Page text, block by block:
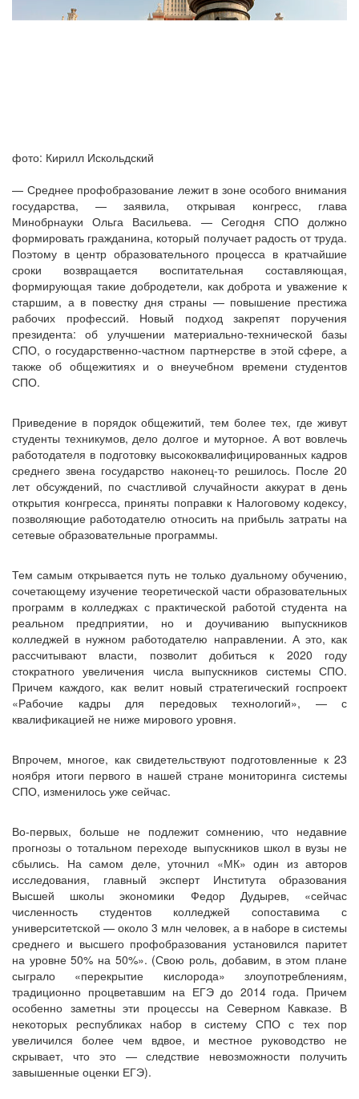
фото: Кирилл Искольдский
— Среднее профобразование лежит в зоне особого внимания
государства, — заявила, открывая конгресс, глава
Минобрнауки Ольга Васильева. — Сегодня СПО должно
формировать гражданина, который получает радость от труда.
Поэтому в центр образовательного процесса в кратчайшие
сроки возвращается воспитательная составляющая,
формирующая такие добродетели, как доброта и уважение к
старшим, а в повестку дня страны — повышение престижа
рабочих профессий. Новый подход закрепят поручения
президента: об улучшении материально-технической базы
СПО, о государственно-частном партнерстве в этой сфере, а
также об общежитиях и о внеучебном времени студентов
СПО.
Приведение в порядок общежитий, тем более тех, где живут
студенты техникумов, дело долгое и муторное. А вот вовлечь
работодателя в подготовку высококвалифицированных кадров
среднего звена государство наконец-то решилось. После 20
лет обсуждений, по счастливой случайности аккурат в день
открытия конгресса, приняты поправки к Налоговому кодексу,
позволяющие работодателю относить на прибыль затраты на
сетевые образовательные программы.
Тем самым открывается путь не только дуальному обучению,
сочетающему изучение теоретической части образовательных
программ в колледжах с практической работой студента на
реальном предприятии, но и доучиванию выпускников
колледжей в нужном работодателю направлении. А это, как
рассчитывают власти, позволит добиться к 2020 году
стократного увеличения числа выпускников системы СПО.
Причем каждого, как велит новый стратегический госпроект
«Рабочие кадры для передовых технологий», — с
квалификацией не ниже мирового уровня.
Впрочем, многое, как свидетельствуют подготовленные к 23
ноября итоги первого в нашей стране мониторинга системы
СПО, изменилось уже сейчас.
Во-первых, больше не подлежит сомнению, что недавние
прогнозы о тотальном переходе выпускников школ в вузы не
сбылись. На самом деле, уточнил «МК» один из авторов
исследования, главный эксперт Института образования
Высшей школы экономики Федор Дудырев, «сейчас
численность студентов колледжей сопоставима с
университетской — около 3 млн человек, а в наборе в системы
среднего и высшего профобразования установился паритет
на уровне 50% на 50%». (Свою роль, добавим, в этом плане
сыграло «перекрытие кислорода» злоупотреблениям,
традиционно процветавшим на ЕГЭ до 2014 года. Причем
особенно заметны эти процессы на Северном Кавказе. В
некоторых республиках набор в систему СПО с тех пор
увеличился более чем вдвое, и местное руководство не
скрывает, что это — следствие невозможности получить
завышенные оценки ЕГЭ).